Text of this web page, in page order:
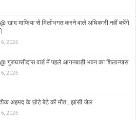
खाद माफिया से मिलीभगत करने वाले अधिकारी नहीं बचेंगे
2026
गुरुघासीदास वार्ड में पहले आंगनबाड़ी भवन का शिलान्यास
2026
अहमद के छोटे बेटे की मौत…झांसी जेल
2026